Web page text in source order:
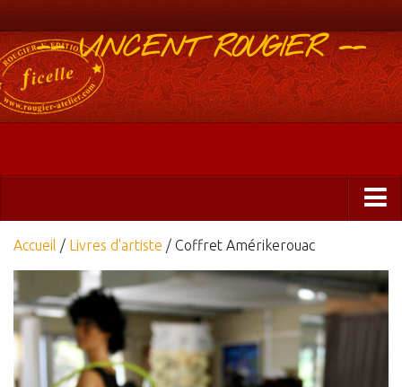
-- VINCENT ROUGIER --
Boutique
Abonnements 2025
Éditions
ficelle&PlisUrgents
Plis urgents
Accueil / Livres d'artiste / Coffret Amérikerouac